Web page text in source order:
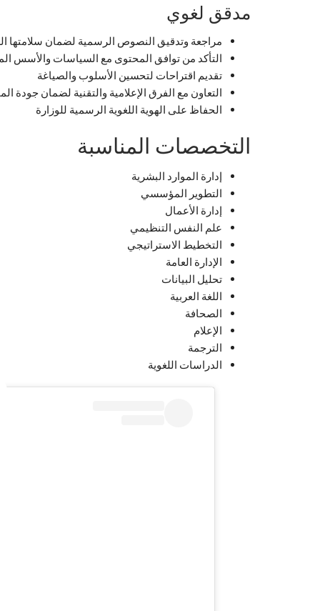
مدقق لغوي
مراجعة وتدقيق النصوص الرسمية لضمان سلامتها
التأكد من توافق المحتوى مع السياسات والأسس
تقديم اقتراحات لتحسين الأسلوب والصياغة
التعاون مع الفرق الإعلامية والتقنية لضمان جودة
الحفاظ على الهوية اللغوية الرسمية للوزارة
التخصصات المناسبة
إدارة الموارد البشرية
التطوير المؤسسي
إدارة الأعمال
علم النفس التنظيمي
التخطيط الاستراتيجي
الإدارة العامة
تحليل البيانات
اللغة العربية
الصحافة
الإعلام
الترجمة
الدراسات اللغوية